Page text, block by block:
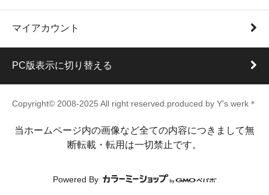
マイアカウント
PC版表示に切り替える
Copyright© 2008-2025 All right reserved.produced by Y's werk＊
当ホームページ内の画像など全ての内容につきまして無
断転載・転用は一切禁止です。
Powered By